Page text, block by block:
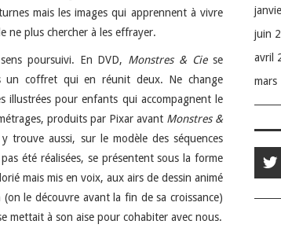
mais les images qui apprennent à vivre
ne plus chercher à les effrayer.
poursuivi. En DVD, Monstres & Ciese
coffret qui en réunit deux. Ne change
illustrées pour enfants qui accompagnent le
produits par Pixar avant Monstres &
trouve aussi, sur le modèle des séquences
été réalisées, se présentent sous la forme
mais mis en voix, aux airs de dessin animé
le découvre avant la fin de sa croissance)
mettait à son aise pour cohabiter avec nous.
juin
avril
mars